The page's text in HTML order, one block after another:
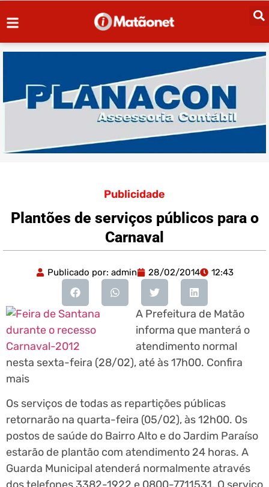
Publicidade
Plantões de serviços públicos para o
Carnaval
Publicado por: admin 28/02/2014 12:43
A Prefeitura de Matão
informa que manterá o
atendimento normal
nesta sexta-feira (28/02), até às 17h00. Confira
mais
Os serviços de todas as repartições públicas
retornarão na quarta-feira (05/02), às 12h00. Os
postos de saúde do Bairro Alto e do Jardim Paraíso
estarão de plantão com atendimento 24 horas. A
Guarda Municipal atenderá normalmente através